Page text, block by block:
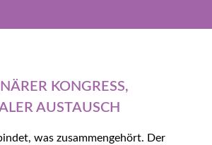
KONGRESS,
AUSTAUSCH
was zusammengehört. Der